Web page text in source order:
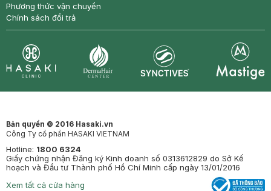
Phương thức vận chuyển
Chính sách đổi trả
Bản quyền © 2016 Hasaki.vn
Công Ty cổ phần HASAKI VIETNAM
Hotline: 1800 6324
Giấy chứng nhận Đăng ký Kinh doanh số 0313612829 do Sở Kế
hoạch và Đầu tư Thành phố Hồ Chí Minh cấp ngày 13/01/2016
Xem tất cả cửa hàng